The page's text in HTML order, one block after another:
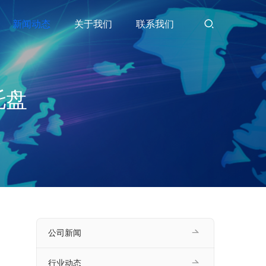
新闻动态 关于我们 联系我们
盘
公司新闻
行业动态